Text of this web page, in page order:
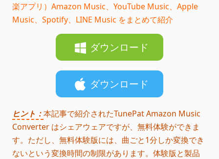
楽アプリ）Amazon Music、YouTube Music、Apple
Music、Spotify、LINE Music をまとめて紹介
ダウンロード
ダウンロード
ヒント：本記事で紹介されたTunePat Amazon Music
Converter はシェアウェアですが、無料体験ができま
す。ただし、無料体験版には、曲ごと1分しか変換でき
ないという変換時間の制限があります。体験版と製品